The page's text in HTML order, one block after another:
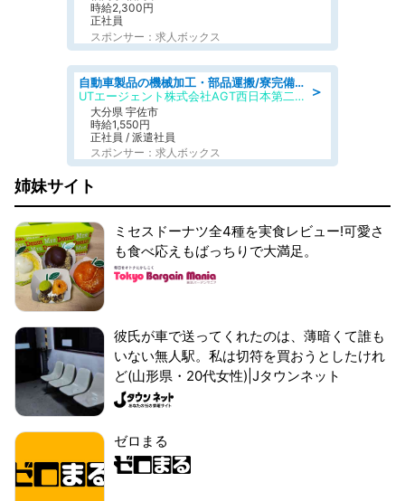
時給2,300円
正社員
スポンサー：求人ボックス
＞
自動車製品の機械加工・部品運搬/寮完備/日払い/工場・製造
UTエージェント株式会社AGT西日本第二CU
大分県 宇佐市
時給1,550円
正社員 / 派遣社員
スポンサー：求人ボックス
姉妹サイト
ミセスドーナツ全4種を実食レビュー!可愛さ
も食べ応えもばっちりで大満足。
彼氏が車で送ってくれたのは、薄暗くて誰も
いない無人駅。私は切符を買おうとしたけれ
ど(山形県・20代女性)|Jタウンネット
ゼロまる